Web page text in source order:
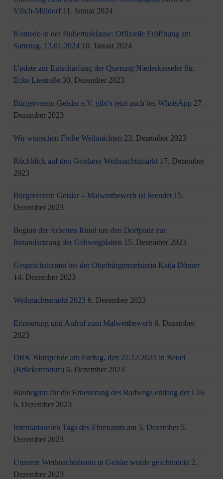
Vilich-Müldorf 11. Januar 2024
Komedo in der Hubertusklause: Offizielle Eröffnung am
Samstag, 13.01.2024 10. Januar 2024
Update zur Entschärfung der Querung Niederkasseler Str.
Ecke Liestraße 30. Dezember 2023
Bürgerverein Geislar e.V. gibt’s jetzt auch bei WhatsApp 27.
Dezember 2023
Wir wünschen Frohe Weihnachten 23. Dezember 2023
Rückblick auf den Geislarer Weihnachtsmarkt 17. Dezember
2023
Bürgerverein Geislar – Malwettbewerb ist beendet 15.
Dezember 2023
Beginn der Arbeiten Rund um den Dorfplatz zur
Instandsetzung der Gehwegplatten 15. Dezember 2023
Gesprächstermin bei der Oberbürgermeisterin Katja Dörner
14. Dezember 2023
Weihnachtsmarkt 2023 6. Dezember 2023
Erinnerung und Aufruf zum Malwettbewerb 6. Dezember
2023
DRK Blutspende am Freitag, den 22.12.2023 in Beuel
(Brückenforum) 6. Dezember 2023
Baubeginn für die Erneuerung des Radwegs entlang der L16
6. Dezember 2023
Internationalen Tags des Ehrenamts am 5. Dezember 5.
Dezember 2023
Unseren Weihnachtsbaum in Geislar wurde geschmückt 2.
Dezember 2023